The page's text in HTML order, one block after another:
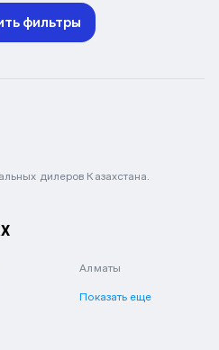
фильтры
дилеров Казахстана.
Алматы
Показать еще